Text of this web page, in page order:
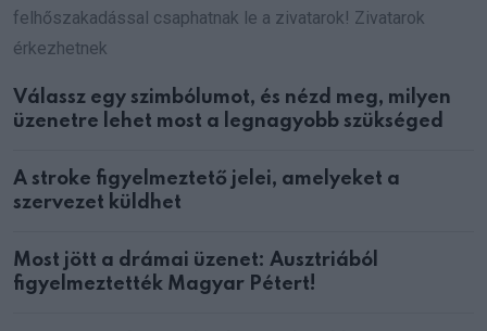
felhőszakadással csaphatnak le a zivatarok! Zivatarok
érkezhetnek
Válassz egy szimbólumot, és nézd meg, milyen
üzenetre lehet most a legnagyobb szükséged
A stroke figyelmeztető jelei, amelyeket a
szervezet küldhet
Most jött a drámai üzenet: Ausztriából
figyelmeztették Magyar Pétert!